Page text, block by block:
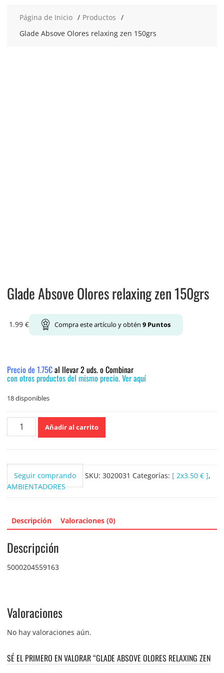
Página de Inicio
Productos
Glade Absove Olores relaxing zen 150grs
Glade Absove Olores relaxing zen 150grs
1.99 € Compra este artículo y obtén 9Puntos
Precio de 1.75€al llevar 2 uds. o Combinar
con otros productos del mismo precio. Ver aquí
18 disponibles
Glade
Absove
zen
150grs
cantidad
Añadir al carrito
Seguir comprando SKU: 3020031 Categorías: [ 2x3.50 € ],
AMBIENTADORES
Descripción Valoraciones (0)
Descripción
5000204559163
Valoraciones
No hay valoraciones aún.
SÉ EL PRIMERO EN VALORAR “GLADE ABSOVE OLORES RELAXING ZEN